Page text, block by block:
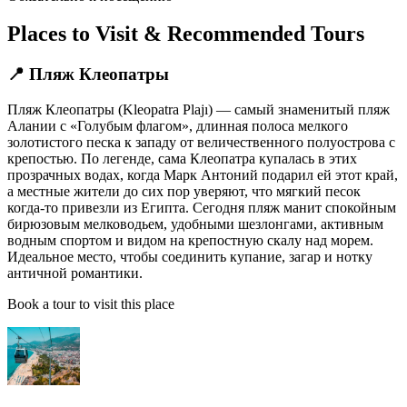
Places to Visit & Recommended Tours
📍 Пляж Клеопатры
Пляж Клеопатры (Kleopatra Plajı) — самый знаменитый пляж
Алании с «Голубым флагом», длинная полоса мелкого
золотистого песка к западу от величественного полуострова с
крепостью. По легенде, сама Клеопатра купалась в этих
прозрачных водах, когда Марк Антоний подарил ей этот край,
а местные жители до сих пор уверяют, что мягкий песок
когда-то привезли из Египта. Сегодня пляж манит спокойным
бирюзовым мелководьем, удобными шезлонгами, активным
водным спортом и видом на крепостную скалу над морем.
Идеальное место, чтобы соединить купание, загар и нотку
античной романтики.
Book a tour to visit this place